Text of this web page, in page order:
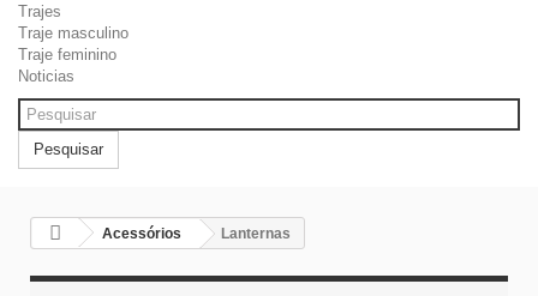
Trajes
Traje masculino
Traje feminino
Noticias
Pesquisar
Acessórios Lanternas